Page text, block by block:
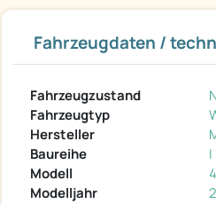
Fahrzeugdaten /
Fahrzeugzustand
Fahrzeugtyp
Hersteller
Baureihe
I
Modell
Modelljahr